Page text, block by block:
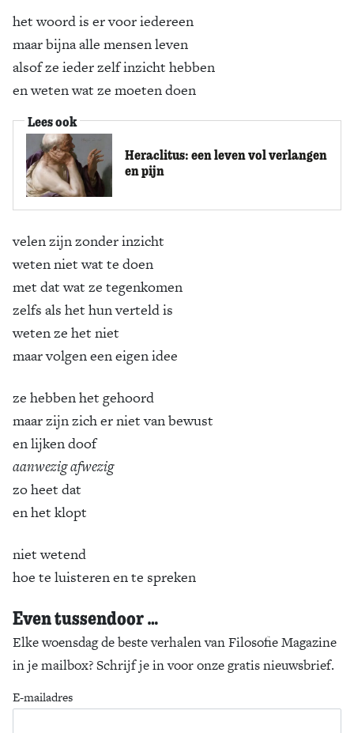
het woord is er voor iedereen
maar bijna alle mensen leven
alsof ze ieder zelf inzicht hebben
en weten wat ze moeten doen
Lees ook
Heraclitus: een leven vol verlangen
en pijn
velen zijn zonder inzicht
weten niet wat te doen
met dat wat ze tegenkomen
zelfs als het hun verteld is
weten ze het niet
maar volgen een eigen idee
ze hebben het gehoord
maar zijn zich er niet van bewust
en lijken doof
aanwezig afwezig
zo heet dat
en het klopt
niet wetend
hoe te luisteren en te spreken
Even tussendoor …
Elke woensdag de beste verhalen van Filosofie Magazine
in je mailbox? Schrijf je in voor onze gratis nieuwsbrief.
E-mailadres